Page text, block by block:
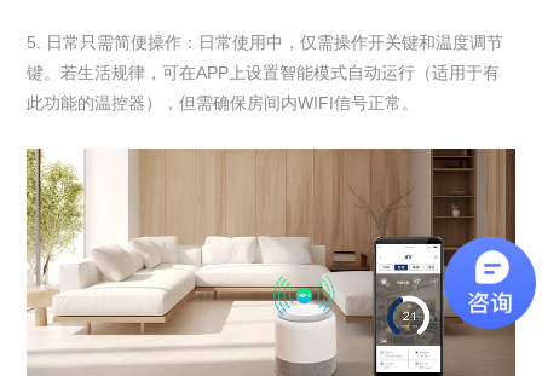
5. 日常只需简便操作：日常使用中，仅需操作开关键和温度调节
键。若生活规律，可在APP上设置智能模式自动运行（适用于有
此功能的温控器），但需确保房间内WIFI信号正常。